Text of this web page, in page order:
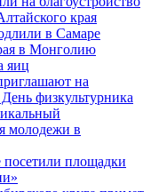
края
в Самаре
в Монголию
яиц
на
физкультурника
молодежи в
посетили площадки